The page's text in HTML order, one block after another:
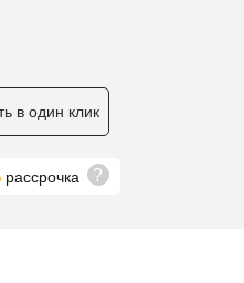
в один клик
рассрочка ?